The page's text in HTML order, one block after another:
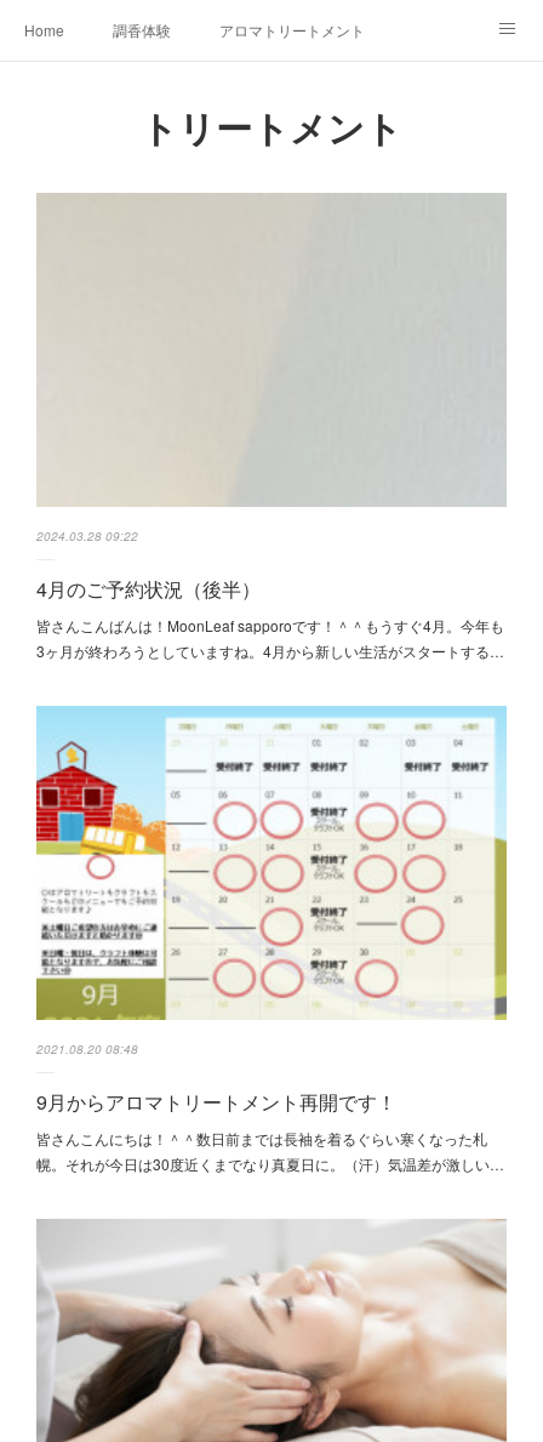
Home 調香体験 アロマトリートメントMenu
Profile FOR COMPANY
トリートメント
2024.03.28 09:22
4月のご予約状況（後半）
皆さんこんばんは！MoonLeaf sapporoです！＾＾もうすぐ4月。今年も
3ヶ月が終わろうとしていますね。4月から新しい生活がスタートする…
2021.08.20 08:48
9月からアロマトリートメント再開です！
皆さんこんにちは！＾＾数日前までは長袖を着るぐらい寒くなった札
幌。それが今日は30度近くまでなり真夏日に。（汗）気温差が激しい…